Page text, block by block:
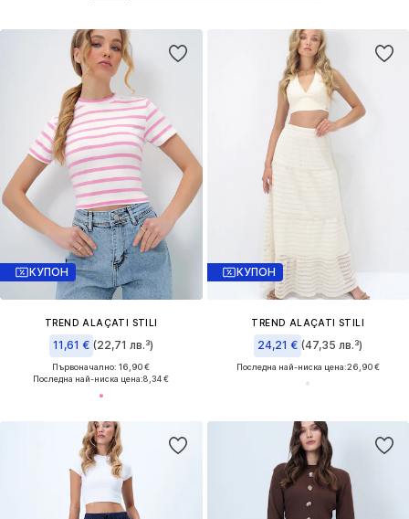
КУПОН
TREND ALAÇATI STILI
11,61 € (22,71 лв.³)
Първоначално: 16,90 €
Последна най-ниска цена:8,34 €
КУПОН
TREND ALAÇATI STILI
24,21 € (47,35 лв.³)
Последна най-ниска цена:26,90 €